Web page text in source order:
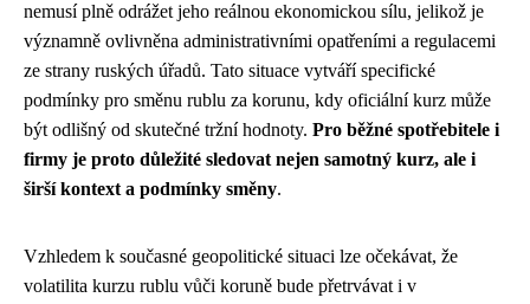
nemusí plně odrážet jeho reálnou ekonomickou sílu, jelikož je
významně ovlivněna administrativními opatřeními a regulacemi
ze strany ruských úřadů. Tato situace vytváří specifické
podmínky pro směnu rublu za korunu, kdy oficiální kurz může
být odlišný od skutečné tržní hodnoty. Pro běžné spotřebitele i
firmy je proto důležité sledovat nejen samotný kurz, ale i
širší kontext a podmínky směny.
Vzhledem k současné geopolitické situaci lze očekávat, že
volatilita kurzu rublu vůči koruně bude přetrvávat i v